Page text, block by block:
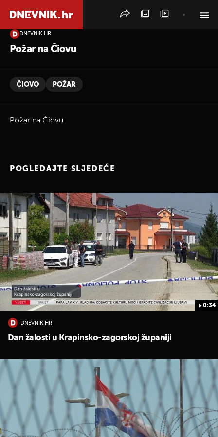
DNEVNIK.HR
Požar na Čiovu
ČIOVO POŽAR
Požar na Čiovu
POGLEDAJTE SLJEDEĆE
0:34
DNEVNIK.HR
Dan žalosti u Krapinsko-zagorskoj županiji
PRETRAŽITE VIJESTI